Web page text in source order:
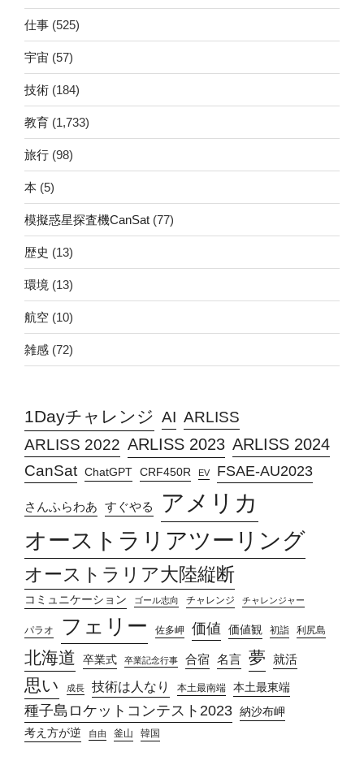
仕事 (525)
宇宙 (57)
技術 (184)
教育 (1,733)
旅行 (98)
本 (5)
模擬惑星探査機CanSat (77)
歴史 (13)
環境 (13)
航空 (10)
雑感 (72)
1Dayチャレンジ AI ARLISS
ARLISS 2022 ARLISS 2023 ARLISS 2024
CanSat ChatGPT CRF450R EV FSAE-AU2023
さんふらわあ すぐやる アメリカ
オーストラリアツーリング
オーストラリア大陸縦断
コミュニケーション ゴール志向 チャレンジ チャレンジャー
パラオ フェリー 佐多岬 価値 価値観 初詣 利尻島
北海道 卒業式 卒業記念行事 合宿 名言 夢 就活
思い 成長 技術は人なり 本土最南端 本土最東端
種子島ロケットコンテスト2023 納沙布岬
考え方が逆
自由 釜山 韓国